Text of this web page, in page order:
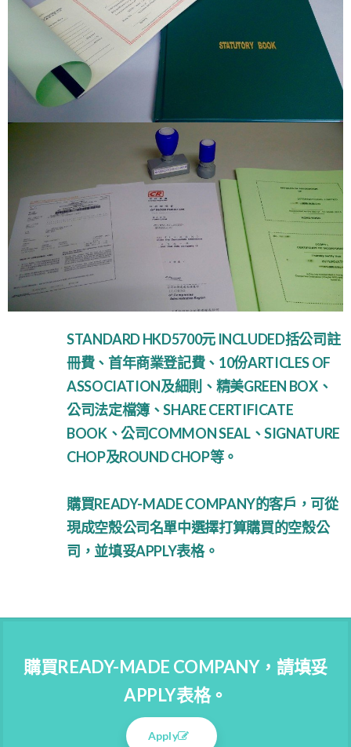
STANDARD HKD5700元 INCLUDED括公司註
冊費、首年商業登記費、10份ARTICLES OF
ASSOCIATION及細則、精美GREEN BOX、
公司法定檔簿、SHARE CERTIFICATE
BOOK、公司COMMON SEAL、SIGNATURE
CHOP及ROUND CHOP等。
購買READY-MADE COMPANY的客戶，可從
現成空殼公司名單中選擇打算購買的空殼公
司，並填妥APPLY表格。
購買READY-MADE COMPANY，請填妥
APPLY表格。
Apply